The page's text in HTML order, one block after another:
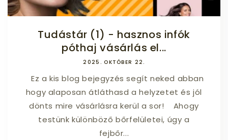
Tudástár (1) - hasznos infók
póthaj vásárlás el...
2025. OKTÓBER 22.
Ez a kis blog bejegyzés segít neked abban
hogy alaposan átláthasd a helyzetet és jól
dönts mire vásárlásra kerül a sor! Ahogy
testünk különböző bőrfelületei, úgy a
fejbőr...